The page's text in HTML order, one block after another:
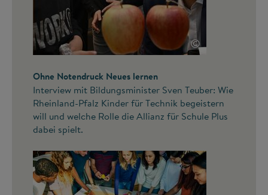
©
Ohne Notendruck Neues lernen
Interview mit Bildungsminister Sven Teuber: Wie
Rheinland-Pfalz Kinder für Technik begeistern
will und welche Rolle die Allianz für Schule Plus
dabei spielt.